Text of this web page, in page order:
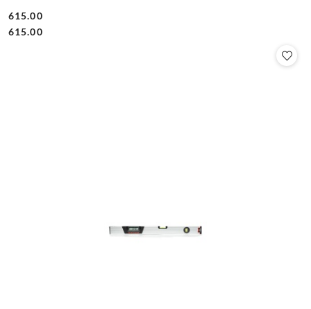
Cena:
615.00
Cena:
615.00